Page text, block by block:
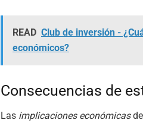
READ Club de inversión -
económicos?
Consecuencias de
Las implicaciones económicas